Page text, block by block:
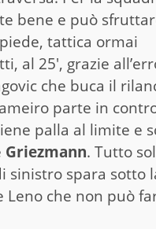
bene e può
tattica ormai
al 25′, grazie
che buca il
parte in
palla al limite e
Griezmann. Tutto
sinistro spara sotto
che non può